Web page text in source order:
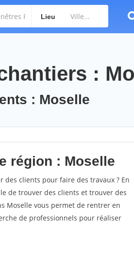
Lieu
:
: Moselle
région : Moselle
des clients pour faire des travaux ? En
de trouver des clients et trouver des
Moselle vous permet de rentrer en
de professionnels pour réaliser